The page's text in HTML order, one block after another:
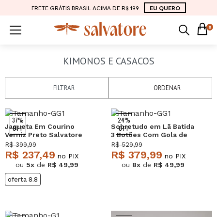
FRETE GRÁTIS BRASIL ACIMA DE R$ 199 EU QUERO
0
KIMONOS E CASACOS
FILTRAR ORDENAR
37%
OFF
Jaqueta Em Courino
Verniz Preto Salvatore
R$ 399,99
R$ 237,49 no PIX
ou 5x de R$ 49,99
oferta 8.8
24%
OFF
Sobretudo em Lã Batida
3 Botões Com Gola de
Pelo Preto Salvatore
R$ 529,99
R$ 379,99 no PIX
ou 8x de R$ 49,99